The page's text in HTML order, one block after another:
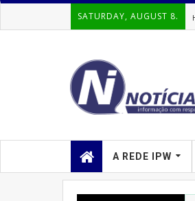
SATURDAY, AUGUST 8.
A REDE IPW